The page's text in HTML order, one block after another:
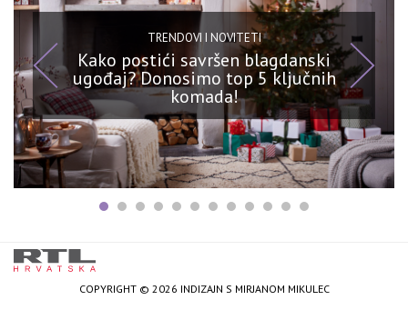
TRENDOVI I NOVITETI
Kako postići savršen blagdanski
ugođaj? Donosimo top 5 ključnih
komada!
COPYRIGHT © 2026 INDIZAJN S MIRJANOM MIKULEC